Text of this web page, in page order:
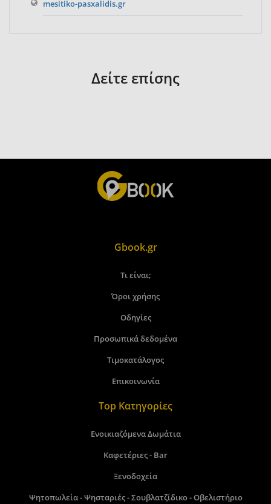
mesitiko-pasxalidis.gr
Δείτε επίσης
Gbook.gr
Τι είναι;
Όροι χρήσης
Οδηγίες
Προσωπικά δεδομένα
Τιμοκατάλογος
Επικοινωνία
Top Κατηγορίες
Ενοικιαζόμενα Δωμάτια
Καφετέριες - Bar
Ξενοδοχεία
Ψητοπωλεία - Ψησταριές - Σουβλατζίδικο - Οβελιστήριο